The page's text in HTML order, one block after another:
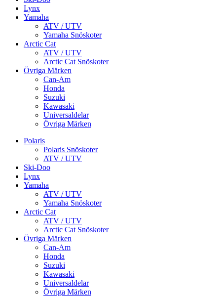
Lynx
Yamaha
ATV / UTV
Yamaha Snöskoter
Arctic Cat
ATV / UTV
Arctic Cat Snöskoter
Övriga Märken
Can-Am
Honda
Suzuki
Kawasaki
Universaldelar
Övriga Märken
Polaris
Polaris Snöskoter
ATV / UTV
Ski-Doo
Lynx
Yamaha
ATV / UTV
Yamaha Snöskoter
Arctic Cat
ATV / UTV
Arctic Cat Snöskoter
Övriga Märken
Can-Am
Honda
Suzuki
Kawasaki
Universaldelar
Övriga Märken